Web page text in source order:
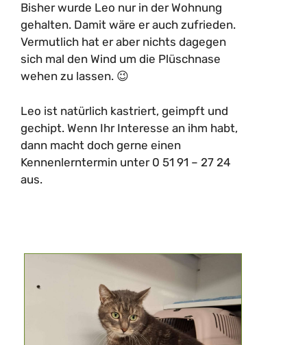
Bisher wurde Leo nur in der Wohnung
gehalten. Damit wäre er auch zufrieden.
Vermutlich hat er aber nichts dagegen
sich mal den Wind um die Plüschnase
wehen zu lassen. 😉
Leo ist natürlich kastriert, geimpft und
gechipt. Wenn Ihr Interesse an ihm habt,
dann macht doch gerne einen
Kennenlerntermin unter 0 51 91 – 27 24
aus.